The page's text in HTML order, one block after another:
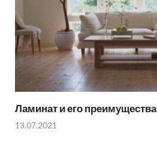
Ламинат и его преимущества
13.07.2021